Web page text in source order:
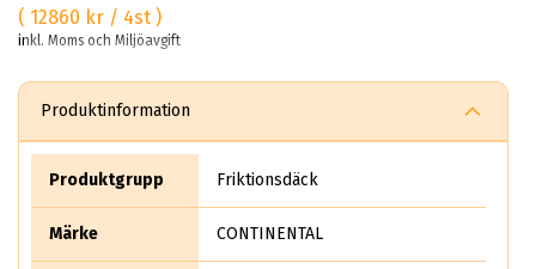
( 12860 kr / 4st )
inkl. Moms och Miljöavgift
Produktinformation
Produktgrupp Friktionsdäck
Märke CONTINENTAL